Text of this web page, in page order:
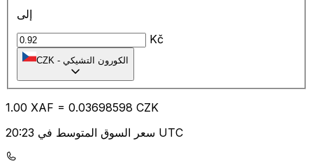
إلى
Kč
CZK - الكورون التشيكي
1.00 XAF = 0.03698598 CZK
سعر السوق المتوسط في 20:23 UTC